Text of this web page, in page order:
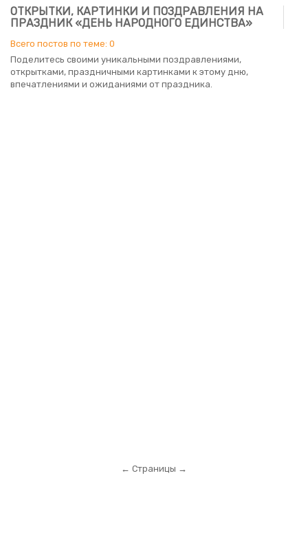
ОТКРЫТКИ, КАРТИНКИ И ПОЗДРАВЛЕНИЯ НА
ПРАЗДНИК «ДЕНЬ НАРОДНОГО ЕДИНСТВА»
Всего постов по теме: 0
Поделитесь своими уникальными поздравлениями,
открытками, праздничными картинками к этому дню,
впечатлениями и ожиданиями от праздника.
← Страницы →